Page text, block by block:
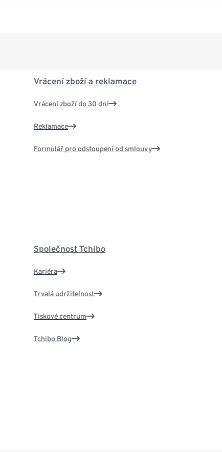
Vrácení zboží a reklamace
Vrácení zboží do 30 dní
Reklamace
Formulář pro odstoupení od smlouvy
Společnost Tchibo
Kariéra
Trvalá udržitelnost
Tiskové centrum
Tchibo Blog